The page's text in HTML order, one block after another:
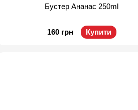
Бустер Ананас 250ml
160 грн Купити